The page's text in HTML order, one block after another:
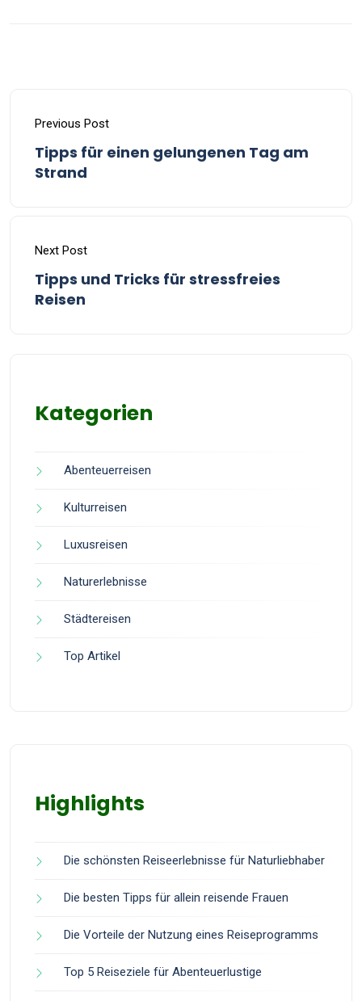
Previous Post
Tipps für einen gelungenen Tag am
Strand
Next Post
Tipps und Tricks für stressfreies
Reisen
Kategorien
Abenteuerreisen
Kulturreisen
Luxusreisen
Naturerlebnisse
Städtereisen
Top Artikel
Highlights
Die schönsten Reiseerlebnisse für Naturliebhaber
Die besten Tipps für allein reisende Frauen
Die Vorteile der Nutzung eines Reiseprogramms
Top 5 Reiseziele für Abenteuerlustige